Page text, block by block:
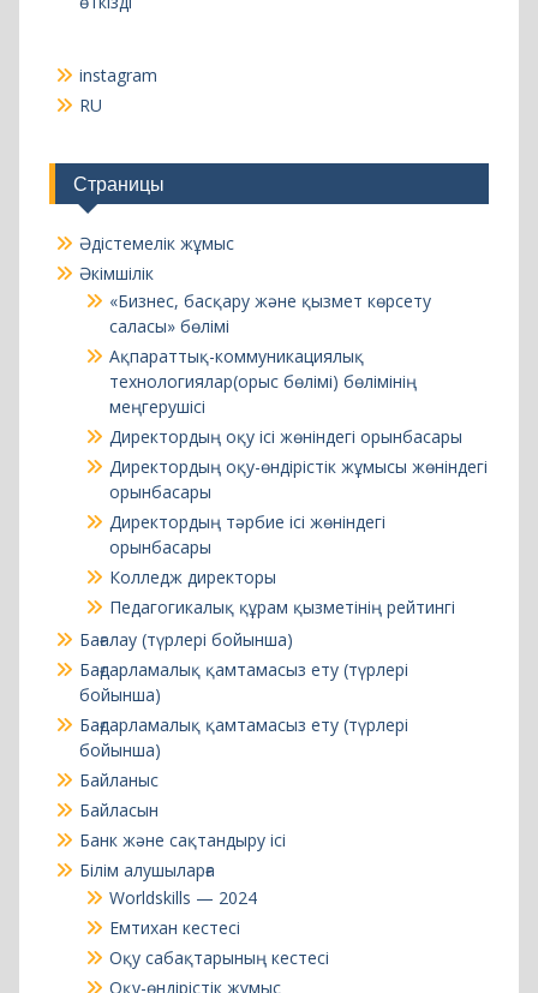
Әдістемелік жұмыс
«Бизнес, басқару және қызмет көрсету
саласы» бөлімі
технологиялар(орыс бөлімі) бөлімінің
меңгерушісі
Директордың оқу ісі жөніндегі орынбасары
орынбасары
Директордың тәрбие ісі жөніндегі
орынбасары
Колледж директоры
Педагогикалық құрам қызметінің рейтингі
Бағалау (түрлері бойынша)
Бағдарламалық қамтамасыз ету (түрлері
бойынша)
Бағдарламалық қамтамасыз ету (түрлері
бойынша)
Байланыс
Байласын
Банк және сақтандыру ісі
Білім алушыларға
Worldskills — 2024
Емтихан кестесі
Оқу сабақтарының кестесі
Оқу-өндірістік жұмыс
Психолог кабинеті
Секция және үйірмелер кестесі
Тәрбие жұмысы
Директорға сұрақтар